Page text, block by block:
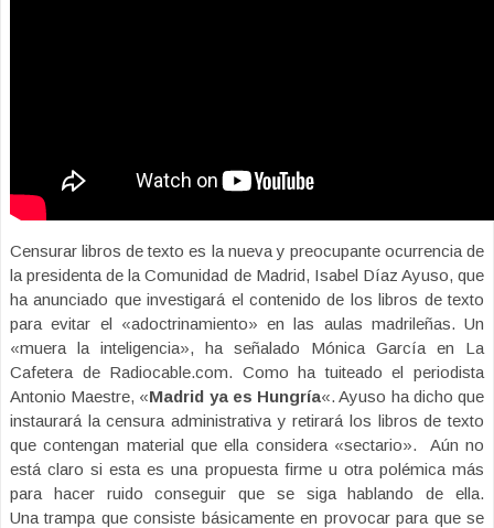
Censurar libros de texto es la nueva y preocupante ocurrencia de
la presidenta de la Comunidad de Madrid, Isabel Díaz Ayuso, que
ha anunciado que investigará el contenido de los libros de texto
para evitar el «adoctrinamiento» en las aulas madrileñas. Un
«muera la inteligencia», ha señalado Mónica García en La
Cafetera de Radiocable.com. Como ha tuiteado el periodista
Antonio Maestre, «Madrid ya es Hungría«. Ayuso ha dicho que
instaurará la censura administrativa y retirará los libros de texto
que contengan material que ella considera «sectario». Aún no
está claro si esta es una propuesta firme u otra polémica más
para hacer ruido conseguir que se siga hablando de ella.
Una trampa que consiste básicamente en provocar para que se